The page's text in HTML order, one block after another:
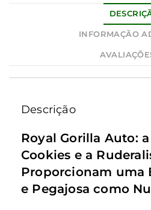
INFORMAÇÃO
Descrição
Royal Gorilla Auto:
Cookies e a
Proporcionam uma
e Pegajosa como